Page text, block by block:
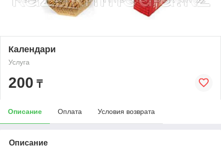
Календари
Услуга
200 ₸
Описание Оплата Условия возврата
Описание